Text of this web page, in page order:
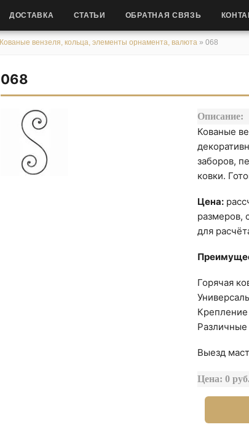
ДОСТАВКА СТАТЬИ ОБРАТНАЯ СВЯЗЬ
Кованые вензеля, кольца, элементы орнамента, валюта » 068
068
Описание:
Кованые
заборов,
ковки.
Цена:
размеров,
для
Горячая
Крепление
Выезд
Цена: 0